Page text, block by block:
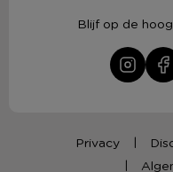
Blijf op de
Privacy